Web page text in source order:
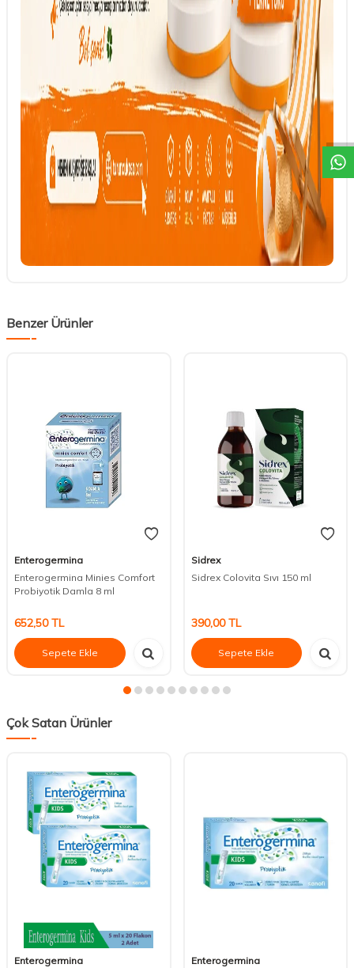
DESTEK
Benzer Ürünler
Enterogermina
Enterogermina Minies Comfort
Probiyotik Damla 8 ml
652,50TL
Sepete Ekle
Sidrex
Sidrex Colovita Sıvı 150 ml
390,00TL
Sepete Ekle
Çok Satan Ürünler
Enterogermina
Enterogermina